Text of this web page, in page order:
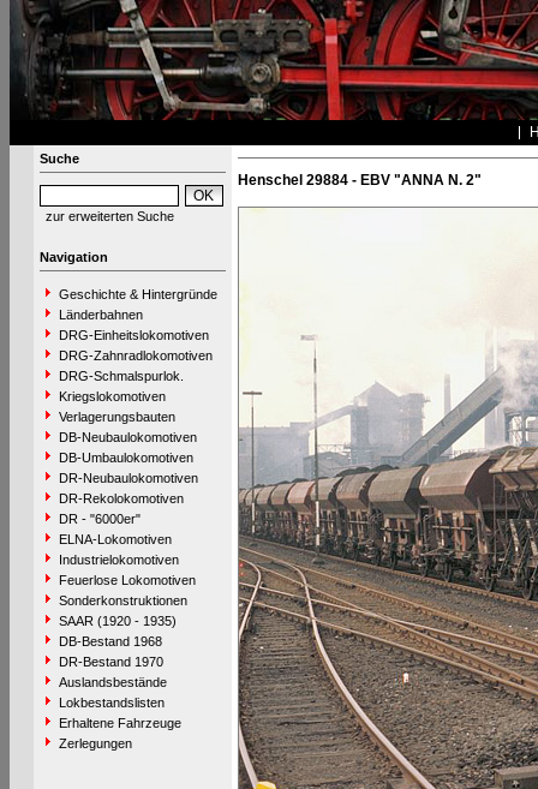
Suche
zur erweiterten Suche
Navigation
Geschichte & Hintergründe
Länderbahnen
DRG-Einheitslokomotiven
DRG-Zahnradlokomotiven
DRG-Schmalspurlok.
Kriegslokomotiven
Verlagerungsbauten
DB-Neubaulokomotiven
DB-Umbaulokomotiven
DR-Neubaulokomotiven
DR-Rekolokomotiven
DR - "6000er"
ELNA-Lokomotiven
Industrielokomotiven
Feuerlose Lokomotiven
Sonderkonstruktionen
SAAR (1920 - 1935)
DB-Bestand 1968
DR-Bestand 1970
Auslandsbestände
Lokbestandslisten
Erhaltene Fahrzeuge
Zerlegungen
Henschel 29884 - EBV "ANNA N. 2"